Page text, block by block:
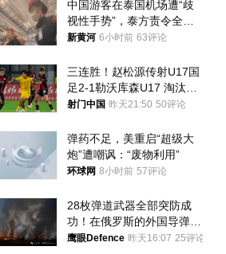
中国游客在泰国机场遭“歧
视性手势”，泰方责令全面
调查，对责任人采取最严厉
新黄河 6小时前 63评论
三连胜！赵松源传射U17国
足2-1勒沃库森U17 淘汰赛
将战河床
射门中国 昨天21:50 50评论
弹药不足，美重启“超级大
炮”遭嘲讽：“废物利用”
环球网 8小时前 57评论
28枚弹道武器全部突防成
功！在俄罗斯的外国导弹发
射车都是合法打击目标
鹰眼Defence 昨天16:07 25评论